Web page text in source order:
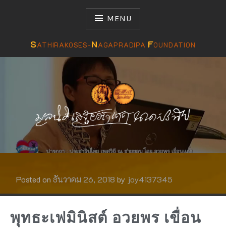
MENU
SATHIRAKOSES-NAGAPRADIPA FOUNDATION
S N F
มูลนิธิเสฐียรโกเศศ-นาคะประทีป
Posted on ธันวาคม 26, 2018 by joy4137345
พุทธะเฟมินิสต์ อวยพร เขื่อน